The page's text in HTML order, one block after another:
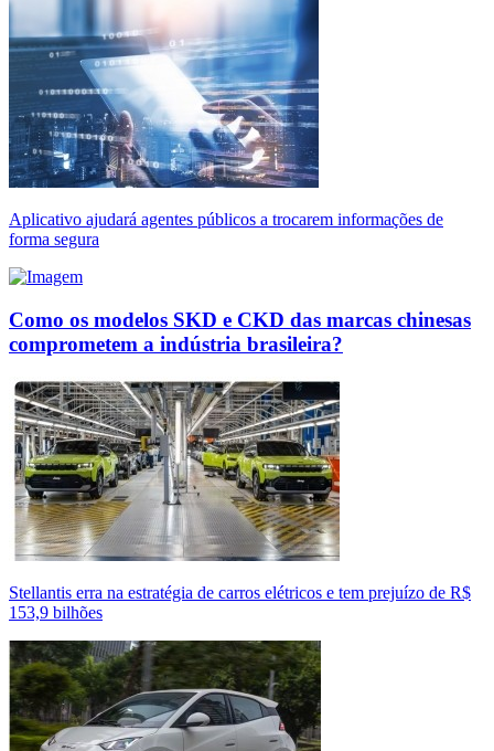
Aplicativo ajudará agentes públicos a trocarem informações de
forma segura
Como os modelos SKD e CKD das marcas chinesas
comprometem a indústria brasileira?
Stellantis erra na estratégia de carros elétricos e tem prejuízo de R$
153,9 bilhões